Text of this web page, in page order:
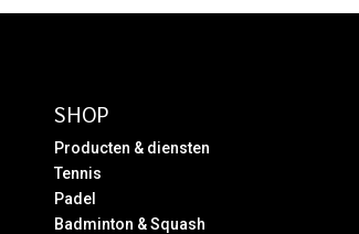
SHOP
Producten & diensten
Tennis
Padel
Badminton & Squash